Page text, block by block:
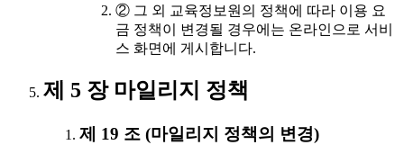
② 그 외 교육정보원의 정책에 따라 이용 요
금 정책이 변경될 경우에는 온라인으로 서비
스 화면에 게시합니다.
제 5 장 마일리지 정책
제 19 조 (마일리지 정책의 변경)